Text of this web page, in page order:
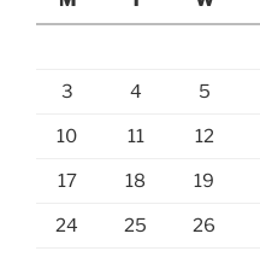
3 4 5
10 11 12
17 18 19
24 25 26